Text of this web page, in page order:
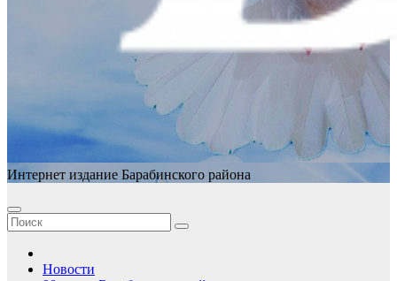
Интернет издание Барабинского района
Новости